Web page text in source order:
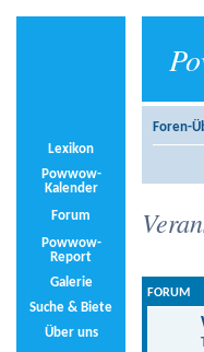
Lexikon
Powwow-
Kalender
Forum
Powwow-
Report
Galerie
Suche & Biete
Über uns
Foren-
FORUM